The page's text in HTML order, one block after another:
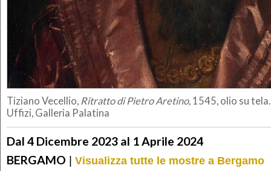
Tiziano Vecellio, Ritratto di Pietro Aretino, 1545, olio su
Uffizi, Galleria Palatina
Dal 4 Dicembre 2023 al 1 Aprile 2024
BERGAMO | Visualizza tutte le mostre a Bergamo